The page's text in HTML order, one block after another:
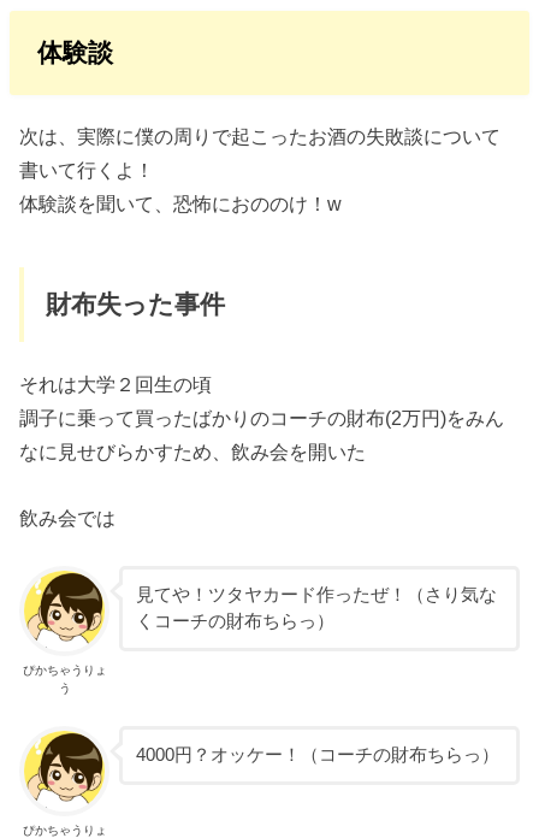
体験談
次は、実際に僕の周りで起こったお酒の失敗談について
書いて行くよ！
体験談を聞いて、恐怖におののけ！w
財布失った事件
それは大学２回生の頃
調子に乗って買ったばかりのコーチの財布(2万円)をみん
なに見せびらかすため、飲み会を開いた
飲み会では
ぴかちゃうりょ
う
見てや！ツタヤカード作ったぜ！（さり気な
くコーチの財布ちらっ）
ぴかちゃうりょ
4000円？オッケー！（コーチの財布ちらっ）